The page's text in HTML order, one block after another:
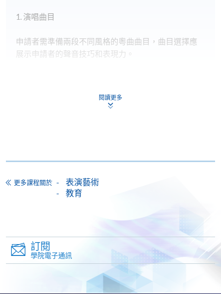
1. 演唱曲目
申請者需準備兩段不同風格的粵曲曲目，曲目選擇應
展示申請者的聲音技巧和表現力。
測試將涵蓋粵曲特有的音樂元素，如板腔體、曲牌體
持續進修基金
閱讀更多
更多課程關於
表演藝術
教育
訂閱
學院電子通訊